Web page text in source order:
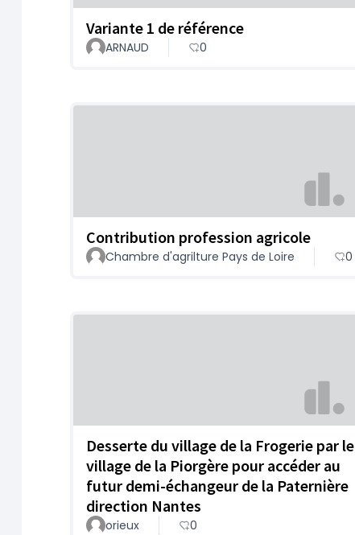
Variante 1 de référence
ARNAUD 0
Contribution profession agricole
Chambre d'agrilture Pays de Loire 0
Desserte du village de la Frogerie par le
village de la Piorgère pour accéder au
futur demi-échangeur de la Paternière
direction Nantes
orieux 0